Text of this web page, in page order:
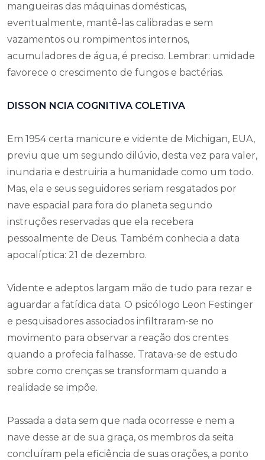
mangueiras das máquinas domésticas,
eventualmente, mantê-las calibradas e sem
vazamentos ou rompimentos internos,
acumuladores de água, é preciso. Lembrar: umidade
favorece o crescimento de fungos e bactérias.
DISSON NCIA COGNITIVA COLETIVA
Em 1954 certa manicure e vidente de Michigan, EUA,
previu que um segundo dilúvio, desta vez para valer,
inundaria e destruiria a humanidade como um todo.
Mas, ela e seus seguidores seriam resgatados por
nave espacial para fora do planeta segundo
instruções reservadas que ela recebera
pessoalmente de Deus. Também conhecia a data
apocalíptica: 21 de dezembro.
Vidente e adeptos largam mão de tudo para rezar e
aguardar a fatídica data. O psicólogo Leon Festinger
e pesquisadores associados infiltraram-se no
movimento para observar a reação dos crentes
quando a profecia falhasse. Tratava-se de estudo
sobre como crenças se transformam quando a
realidade se impõe.
Passada a data sem que nada ocorresse e nem a
nave desse ar de sua graça, os membros da seita
concluíram pela eficiência de suas orações, a ponto